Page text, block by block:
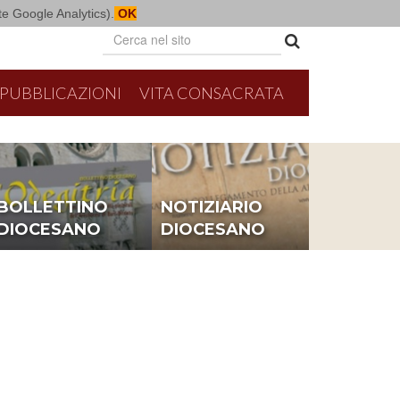
Google Analytics). OK
PUBBLICAZIONI VITA CONSACRATA
NOTIZIARIO
DIOCESANO